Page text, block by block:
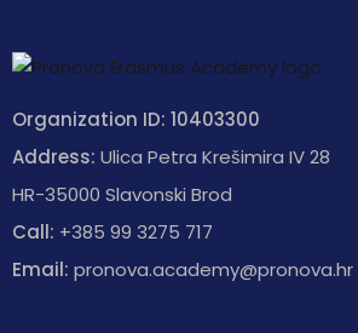
Organization ID: 10403300
Address: Ulica Petra Krešimira IV 28
HR-35000 Slavonski Brod
Call: +385 99 3275 717
Email: pronova.academy@pronova.hr